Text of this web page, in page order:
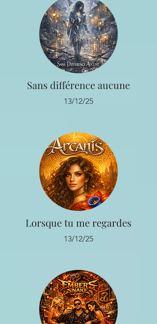
Sans différence aucune
13/12/25
Lorsque tu me regardes
13/12/25